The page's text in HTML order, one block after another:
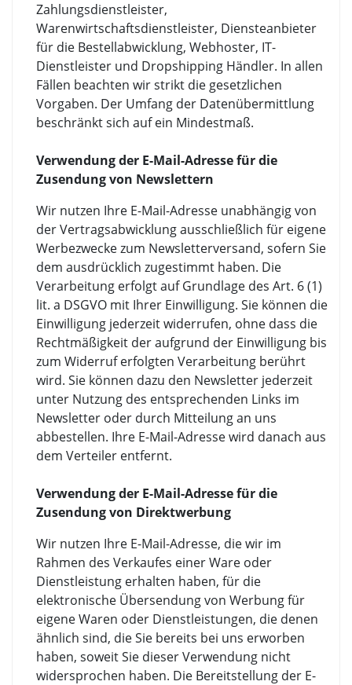
Zahlungsdienstleister,
Warenwirtschaftsdienstleister, Diensteanbieter
für die Bestellabwicklung, Webhoster, IT-
Dienstleister und Dropshipping Händler. In allen
Fällen beachten wir strikt die gesetzlichen
Vorgaben. Der Umfang der Datenübermittlung
beschränkt sich auf ein Mindestmaß.
Verwendung der E-Mail-Adresse für die
Zusendung von Newslettern
Wir nutzen Ihre E-Mail-Adresse unabhängig von
der Vertragsabwicklung ausschließlich für eigene
Werbezwecke zum Newsletterversand, sofern Sie
dem ausdrücklich zugestimmt haben. Die
Verarbeitung erfolgt auf Grundlage des Art. 6 (1)
lit. a DSGVO mit Ihrer Einwilligung. Sie können die
Einwilligung jederzeit widerrufen, ohne dass die
Rechtmäßigkeit der aufgrund der Einwilligung bis
zum Widerruf erfolgten Verarbeitung berührt
wird. Sie können dazu den Newsletter jederzeit
unter Nutzung des entsprechenden Links im
Newsletter oder durch Mitteilung an uns
abbestellen. Ihre E-Mail-Adresse wird danach aus
dem Verteiler entfernt.
Verwendung der E-Mail-Adresse für die
Zusendung von Direktwerbung
Wir nutzen Ihre E-Mail-Adresse, die wir im
Rahmen des Verkaufes einer Ware oder
Dienstleistung erhalten haben, für die
elektronische Übersendung von Werbung für
eigene Waren oder Dienstleistungen, die denen
ähnlich sind, die Sie bereits bei uns erworben
haben, soweit Sie dieser Verwendung nicht
widersprochen haben. Die Bereitstellung der E-